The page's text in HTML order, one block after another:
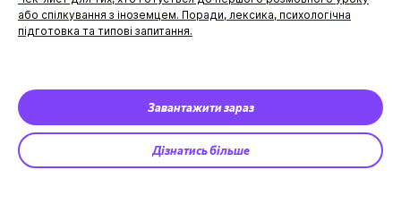
або спілкування з іноземцем. Поради, лексика, психологічна
підготовка та типові запитання.
Завантажити зараз
Дізнатись більше